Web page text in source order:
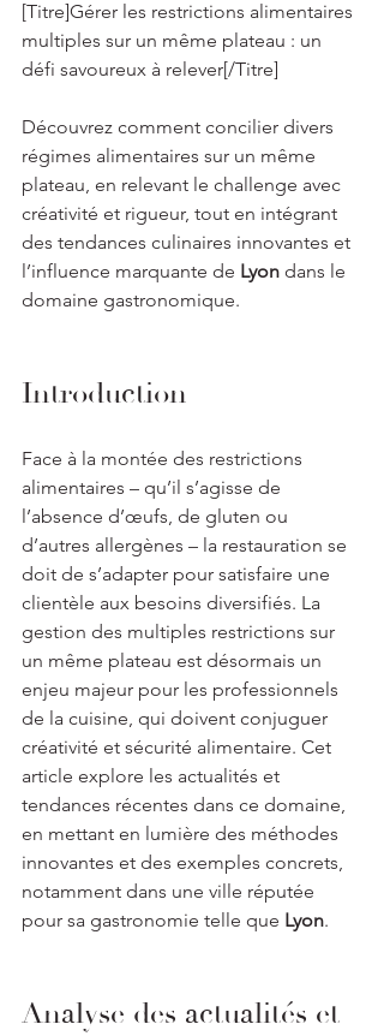
[Titre]Gérer les restrictions alimentaires
multiples sur un même plateau : un
défi savoureux à relever[/Titre]
Découvrez comment concilier divers
régimes alimentaires sur un même
plateau, en relevant le challenge avec
créativité et rigueur, tout en intégrant
des tendances culinaires innovantes et
l’influence marquante de Lyon dans le
domaine gastronomique.
Introduction
Face à la montée des restrictions
alimentaires – qu’il s’agisse de
l’absence d’œufs, de gluten ou
d’autres allergènes – la restauration se
doit de s’adapter pour satisfaire une
clientèle aux besoins diversifiés. La
gestion des multiples restrictions sur
un même plateau est désormais un
enjeu majeur pour les professionnels
de la cuisine, qui doivent conjuguer
créativité et sécurité alimentaire. Cet
article explore les actualités et
tendances récentes dans ce domaine,
en mettant en lumière des méthodes
innovantes et des exemples concrets,
notamment dans une ville réputée
pour sa gastronomie telle que Lyon.
Analyse des actualités et